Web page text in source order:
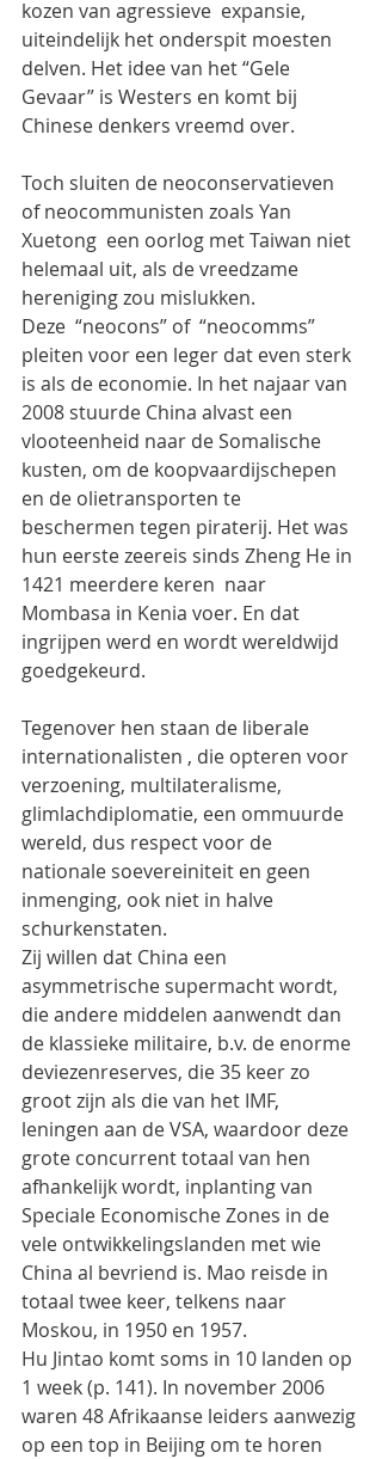
kozen van agressieve  expansie,
uiteindelijk het onderspit moesten
delven. Het idee van het “Gele
Gevaar” is Westers en komt bij
Chinese denkers vreemd over.
Toch sluiten de neoconservatieven
of neocommunisten zoals Yan
Xuetong  een oorlog met Taiwan niet
helemaal uit, als de vreedzame
hereniging zou mislukken.
Deze  “neocons” of  “neocomms”
pleiten voor een leger dat even sterk
is als de economie. In het najaar van
2008 stuurde China alvast een
vlooteenheid naar de Somalische
kusten, om de koopvaardijschepen
en de olietransporten te
beschermen tegen piraterij. Het was
hun eerste zeereis sinds Zheng He in
1421 meerdere keren  naar
Mombasa in Kenia voer. En dat
ingrijpen werd en wordt wereldwijd
goedgekeurd.
Tegenover hen staan de liberale
internationalisten , die opteren voor
verzoening, multilateralisme,
glimlachdiplomatie, een ommuurde
wereld, dus respect voor de
nationale soevereiniteit en geen
inmenging, ook niet in halve
schurkenstaten.
Zij willen dat China een
asymmetrische supermacht wordt,
die andere middelen aanwendt dan
de klassieke militaire, b.v. de enorme
deviezenreserves, die 35 keer zo
groot zijn als die van het IMF,
leningen aan de VSA, waardoor deze
grote concurrent totaal van hen
afhankelijk wordt, inplanting van
Speciale Economische Zones in de
vele ontwikkelingslanden met wie
China al bevriend is. Mao reisde in
totaal twee keer, telkens naar
Moskou, in 1950 en 1957.
Hu Jintao komt soms in 10 landen op
1 week (p. 141). In november 2006
waren 48 Afrikaanse leiders aanwezig
op een top in Beijing om te horen